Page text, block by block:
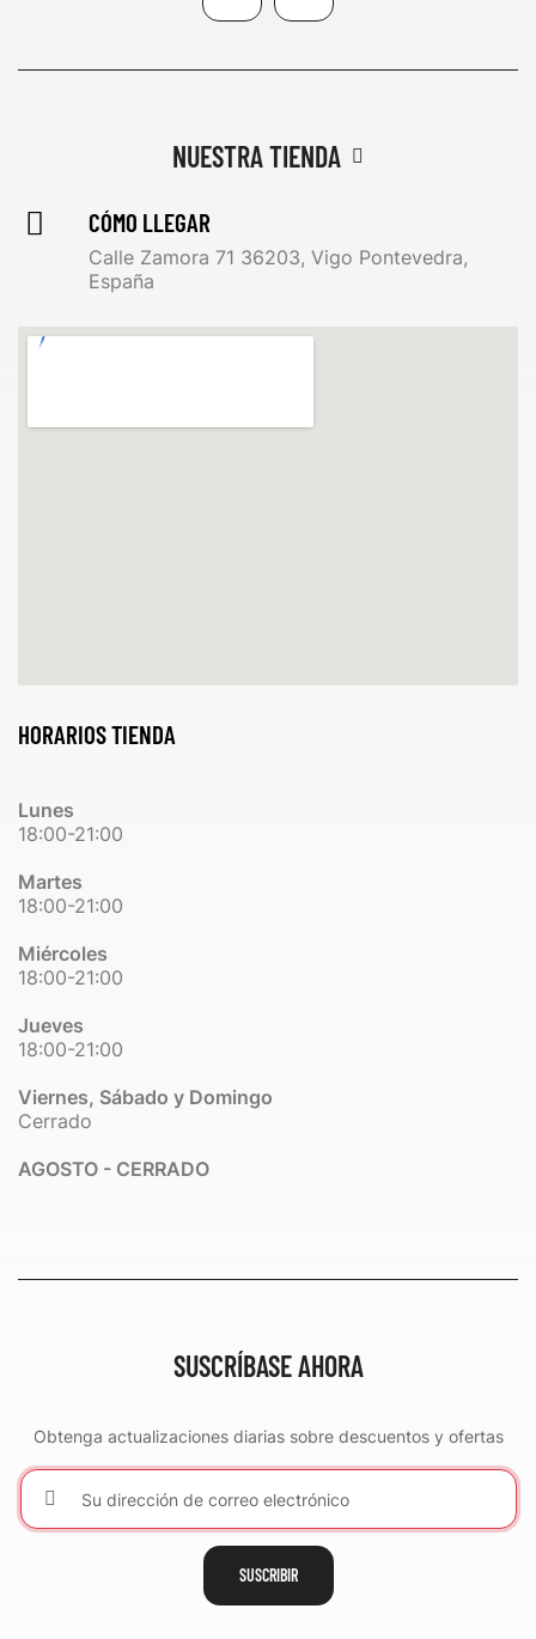
NUESTRA TIENDA
CÓMO LLEGAR
Calle Zamora 71 36203, Vigo Pontevedra,
España
HORARIOS TIENDA
Lunes
18:00-21:00
Martes
18:00-21:00
Miércoles
18:00-21:00
Jueves
18:00-21:00
Viernes, Sábado y Domingo
Cerrado
AGOSTO - CERRADO
SUSCRÍBASE AHORA
Obtenga actualizaciones diarias sobre descuentos y ofertas
SUSCRIBIR